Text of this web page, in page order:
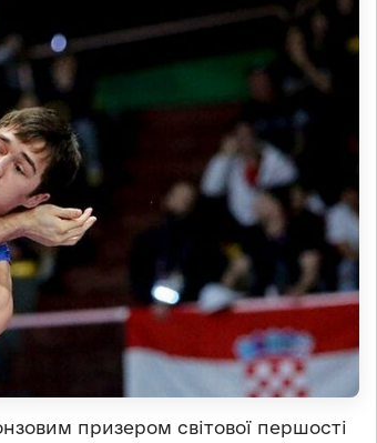
призером світової першості